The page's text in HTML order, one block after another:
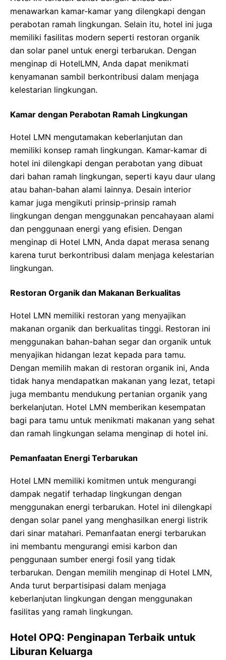
menawarkan kamar-kamar yang dilengkapi dengan
perabotan ramah lingkungan. Selain itu, hotel ini juga
memiliki fasilitas modern seperti restoran organik
dan solar panel untuk energi terbarukan. Dengan
menginap di HotelLMN, Anda dapat menikmati
kenyamanan sambil berkontribusi dalam menjaga
kelestarian lingkungan.
Kamar dengan Perabotan Ramah Lingkungan
Hotel LMN mengutamakan keberlanjutan dan
memiliki konsep ramah lingkungan. Kamar-kamar di
hotel ini dilengkapi dengan perabotan yang dibuat
dari bahan ramah lingkungan, seperti kayu daur ulang
atau bahan-bahan alami lainnya. Desain interior
kamar juga mengikuti prinsip-prinsip ramah
lingkungan dengan menggunakan pencahayaan alami
dan penggunaan energi yang efisien. Dengan
menginap di Hotel LMN, Anda dapat merasa senang
karena turut berkontribusi dalam menjaga kelestarian
lingkungan.
Restoran Organik dan Makanan Berkualitas
Hotel LMN memiliki restoran yang menyajikan
makanan organik dan berkualitas tinggi. Restoran ini
menggunakan bahan-bahan segar dan organik untuk
menyajikan hidangan lezat kepada para tamu.
Dengan memilih makan di restoran organik ini, Anda
tidak hanya mendapatkan makanan yang lezat, tetapi
juga membantu mendukung pertanian organik yang
berkelanjutan. Hotel LMN memberikan kesempatan
bagi para tamu untuk menikmati makanan yang sehat
dan ramah lingkungan selama menginap di hotel ini.
Pemanfaatan Energi Terbarukan
Hotel LMN memiliki komitmen untuk mengurangi
dampak negatif terhadap lingkungan dengan
menggunakan energi terbarukan. Hotel ini dilengkapi
dengan solar panel yang menghasilkan energi listrik
dari sinar matahari. Pemanfaatan energi terbarukan
ini membantu mengurangi emisi karbon dan
penggunaan sumber energi fosil yang tidak
terbarukan. Dengan memilih menginap di Hotel LMN,
Anda turut berpartisipasi dalam menjaga
keberlanjutan lingkungan dengan menggunakan
fasilitas yang ramah lingkungan.
Hotel OPQ: Penginapan Terbaik untuk
Liburan Keluarga